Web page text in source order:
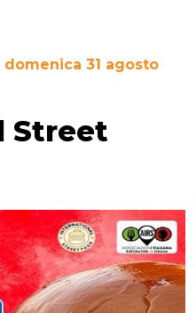
31 agosto
Street